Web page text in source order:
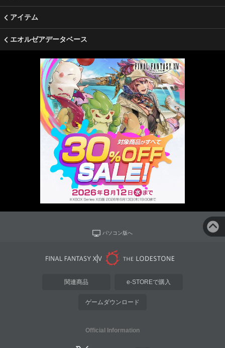
アイテム
エオルゼアデータベース
パソコン版へ
関連商品 e-STOREで購入
ゲームダウンロード
Official Information